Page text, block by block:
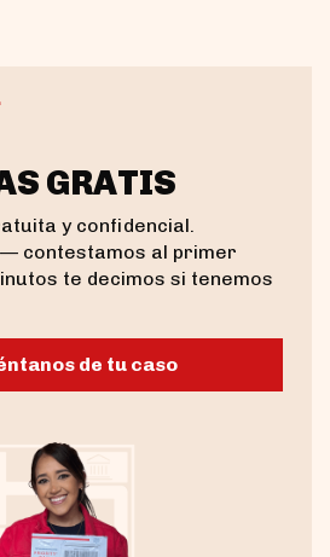
GRATIS
y confidencial.
contestamos al primer
te decimos si tenemos
de tu caso